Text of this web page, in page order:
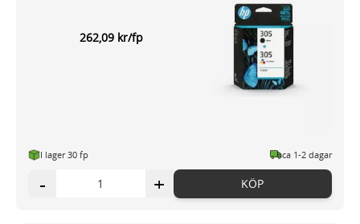
262,09 kr/fp
I lager 30 fp ca 1-2 dagar
- + KÖP